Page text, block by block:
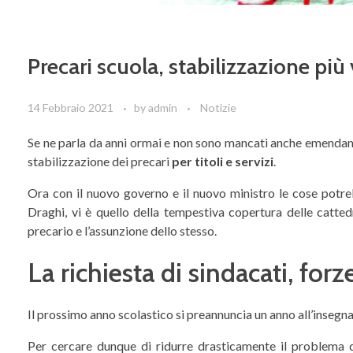
Precari scuola, stabilizzazione più
14 Febbraio 2021 byadmin Notizie
Se ne parla da anni ormai e non sono mancati anche
stabilizzazione dei precari per titoli e servizi
Ora con il nuovo governo e il nuovo ministro le cose
Draghi, vi è quello della tempestiva copertura delle
precario e l’assunzione dello stesso.
La richiesta di sindacati,
Il prossimo anno scolastico si preannuncia un anno
Per cercare dunque di ridurre drasticamente il problema